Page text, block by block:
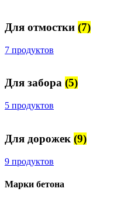
Для отмостки (7)
7 продуктов
Для забора (5)
5 продуктов
Для дорожек (9)
9 продуктов
Марки бетона